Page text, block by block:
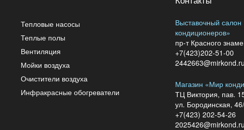
Тепловые насосы
Теплые полы
Вентиляция
Мойки воздуха
Очистители воздуха
Инфракрасные обогреватели
Выставочный
кондиционеров»
пр-т Красного
+7(423)202-51-00
2442663@mirkond.ru
Магазин «Мир
ТЦ Виктория, пав.
ул. Бородинская,
+7(423) 202-54-26
2025426@mirkond.ru